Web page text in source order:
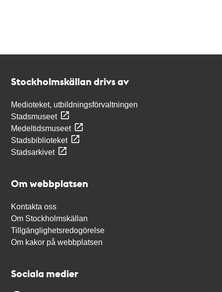
Stockholmskällan drivs av
Medioteket, utbildningsförvaltningen
Stadsmuseet
Medeltidsmuseet
Stadsbiblioteket
Stadsarkivet
Om webbplatsen
Kontakta oss
Om Stockholmskällan
Tillgänglighetsredogörelse
Om kakor på webbplatsen
Sociala medier